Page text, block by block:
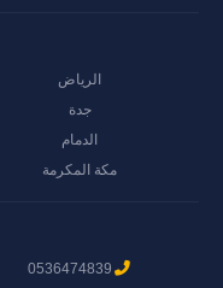
الرياض
جدة
الدمام
مكة المكرمة
0536474839